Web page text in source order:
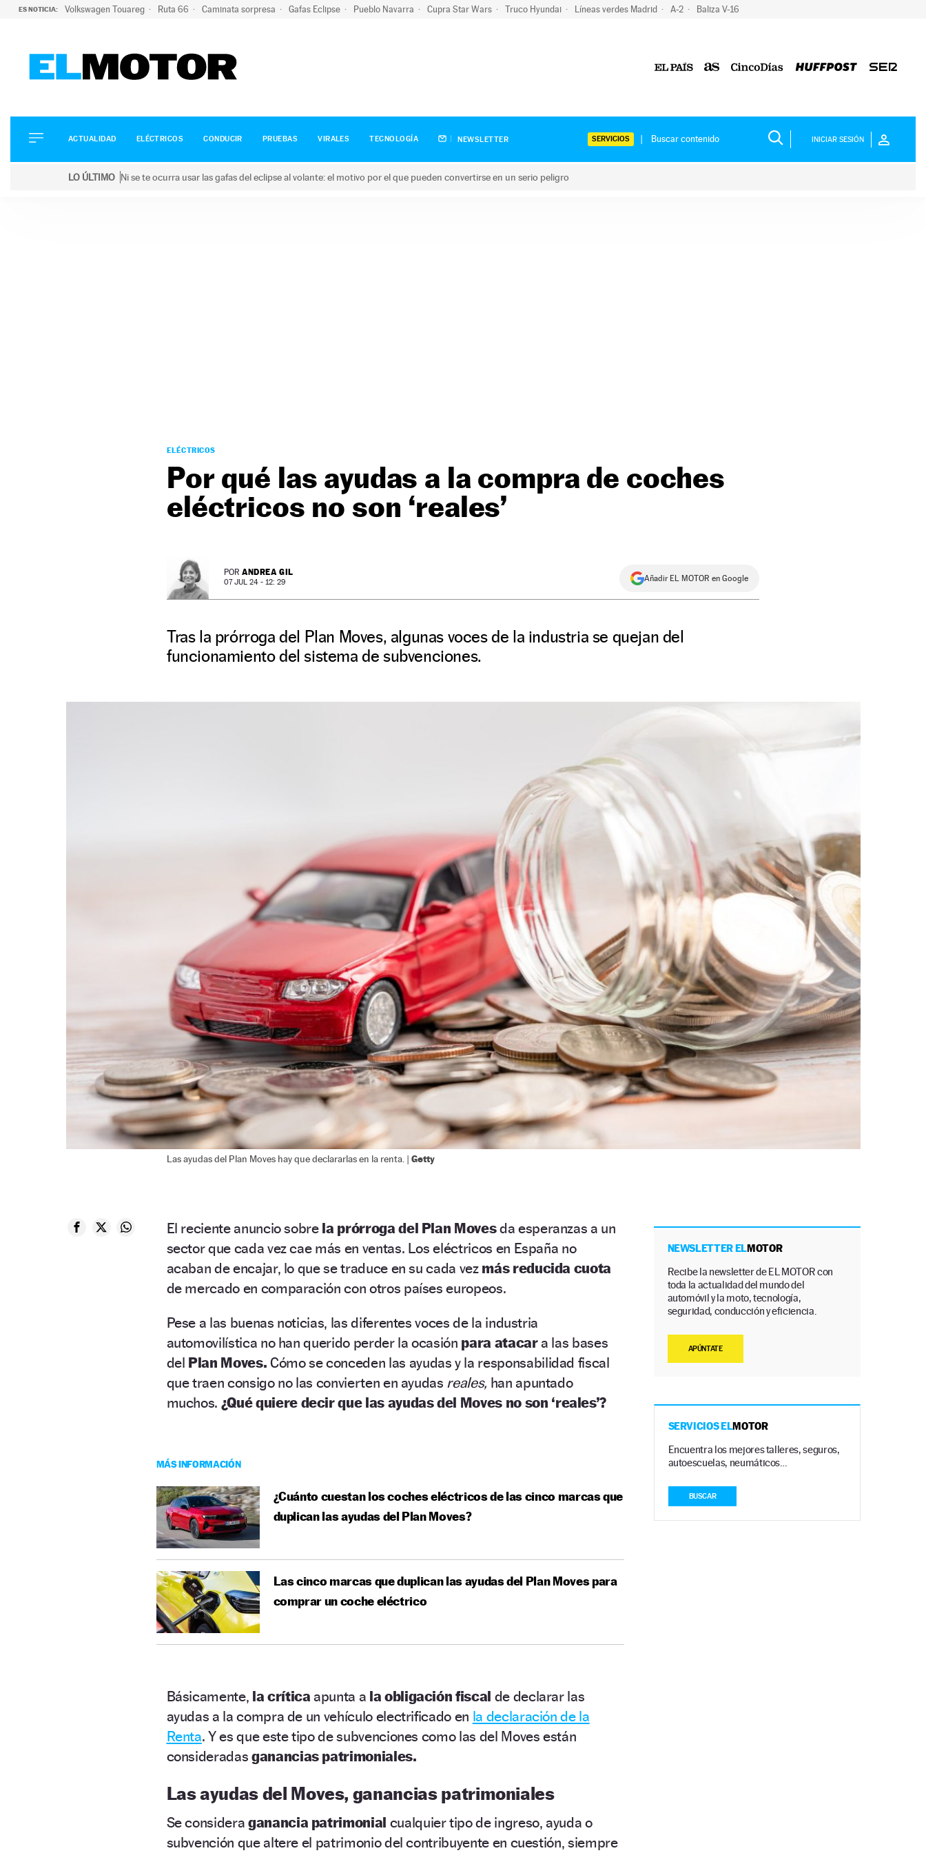
ES NOTICIA: Volkswagen Touareg Ruta 66 Caminata sorpresa Gafas Eclipse Pueblo Navarra Cupra Star Wars Truco Hyundai Líneas verdes Madrid A-2 Baliza V-16
ELÉCTRICOS
CONDUCIR
ACTUALIDAD ELÉCTRICOS CONDUCIR PRUEBAS VIRALES TECNOLOGÍA NEWSLETTER SERVICIOS INICIAR SESIÓN
LO ÚLTIMO Ni se te ocurra usar las gafas del eclipse al volante: el motivo por el que pueden convertirse en un serio peligro
ELÉCTRICOS
Por qué las ayudas a la compra de coches
eléctricos no son ‘reales’
POR ANDREA GIL
07 JUL 24 - 12: 29 Añadir EL MOTOR en Google
Tras la prórroga del Plan Moves, algunas voces de la industria se quejan del
funcionamiento del sistema de subvenciones.
Las ayudas del Plan Moves hay que declararlas en la renta. | Getty
El reciente anuncio sobre la prórroga del Plan Movesda esperanzas a un
sector que cada vez cae más en ventas. Los eléctricos en España no
acaban de encajar, lo que se traduce en su cada vez más reducida cuota
de mercado en comparación con otros países europeos.
Pese a las buenas noticias, las diferentes voces de la industria
automovilística no han querido perder la ocasión para atacara las bases
del Plan Moves. Cómo se conceden las ayudas y la responsabilidad fiscal
que traen consigo no las convierten en ayudas reales, han apuntado
muchos. ¿Qué quiere decir que las ayudas del Moves no son ‘reales’?
MÁS INFORMACIÓN
¿Cuánto cuestan los coches eléctricos de las cinco marcas que
duplican las ayudas del Plan Moves?
Las cinco marcas que duplican las ayudas del Plan Moves para
comprar un coche eléctrico
Básicamente, la críticaapunta a la obligación fiscal de declarar las
ayudas a la compra de un vehículo electrificado en la declaración de la
Renta. Y es que este tipo de subvenciones como las del Moves están
consideradas ganancias patrimoniales.
Las ayudas del Moves, ganancias patrimoniales
Se considera ganancia patrimonial cualquier tipo de ingreso, ayuda o
subvención que altere el patrimonio del contribuyente en cuestión, siempre
NEWSLETTER ELMOTOR
Recibe la newsletter de EL MOTOR con
toda la actualidad del mundo del
automóvil y la moto, tecnología,
seguridad, conducción y eficiencia.
APÚNTATE
SERVICIOS ELMOTOR
Encuentra los mejores talleres, seguros,
autoescuelas, neumáticos…
BUSCAR